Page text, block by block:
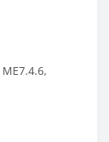
ME7.4.6,